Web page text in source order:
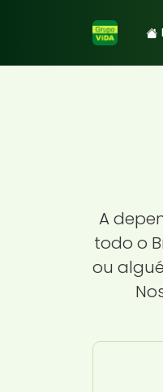
A
todo o
ou